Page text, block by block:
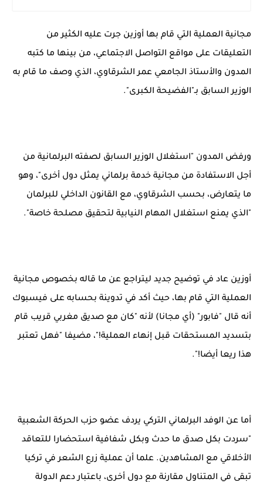
مجانية العملية التي قام بها أوزين جرت عليه الكثير من
التعليقات على مواقع التواصل الاجتماعي، من بينها ما كتبه
المدون والأستاذ الجامعي عمر الشرقاوي، الذي وصف ما قام به
الوزير السابق بـ"الفضيحة الكبرى".
ورفض المدون "استغلال الوزير السابق لصفته البرلمانية من
أجل الاستفادة من مجانية خدمة برلماني يمثل دول أخرى"، وهو
ما يتعارض، بحسب الشرقاوي، مع القانون الداخلي للبرلمان
"الذي يمنع استغلال المهام النيابية لتحقيق مصلحة خاصة".
أوزين عاد في توضيح جديد ليتراجع عن ما قاله بخصوص مجانية
العملية التي قام بها، حيث أكد في تدوينة بحسابه على فيسبوك
أنه قال "فابور" (أي مجانا) لأنه "كان مع صديق مغربي قريب قام
بتسديد المستحقات قبل إنهاء العملية!"، مضيفا "فهل تعتبر
هذا ريعا أيضا!".
أما عن الوفد البرلماني التركي يردف عضو حزب الحركة الشعبية
"سردت بكل صدق ما حدث وبكل شفافية استحضارا للتعاقد
الأخلاقي مع المشاهدين. علما أن عملية زرع الشعر في تركيا
تبقى في المتناول مقارنة مع دول أخرى، باعتبار دعم الدولة